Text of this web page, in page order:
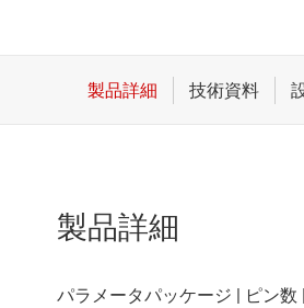
ダイ / ウ
製品詳細